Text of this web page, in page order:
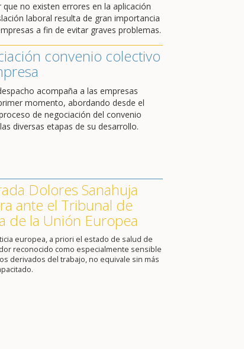
que no existen errores en la aplicación
laboral resulta de gran importancia
a fin de evitar graves problemas.
convenio colectivo
acompaña a las empresas
momento, abordando desde el
de negociación del convenio
diversas etapas de su desarrollo.
Dolores Sanahuja
ante el Tribunal de
de la Unión Europea
europea, a priori el estado de salud de
reconocido como especialmente sensible
derivados del trabajo, no equivale sin más